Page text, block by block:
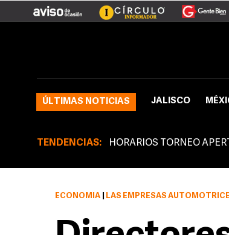
ÚLTIMAS NOTICIAS JALISCO
TENDENCIAS: HORARIOS TORNEO
ECONOMÍA LAS EMPRESAS AUTOMOTRICES DE ESTADOS UNIDOS